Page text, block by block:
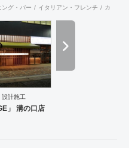
建材等の開発を進めており他社
らないROHASな建材を提供し
す。特に保育園などの子供施設
各種施設の新提案が強みで環境
設計施工会社を目指していま
」「呼吸」「吸着」などの機能
やデザインをも楽しめる「人に
ング・バー イタリアン・フレンチ カフェ
設計施工
」 溝の口店